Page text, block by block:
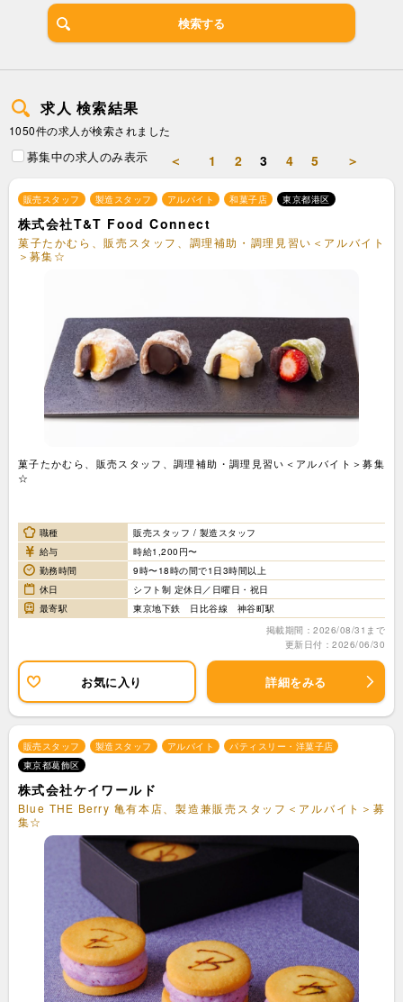
検索する
求人 検索結果
1050件の求人が検索されました
募集中の求人のみ表示 ＜ 1 2 3 4 5 ＞
販売スタッフ 製造スタッフ アルバイト 和菓子店 東京都港区
株式会社T&T Food Connect
菓子たかむら、販売スタッフ、調理補助・調理見習い＜アルバイト
＞募集☆
菓子たかむら、販売スタッフ、調理補助・調理見習い＜アルバイト＞募集
☆
職種
販売スタッフ / 製造スタッフ
給与
時給1,200円〜
勤務時間
9時〜18時の間で1日3時間以上
休日
シフト制 定休日／日曜日・祝日
最寄駅
東京地下鉄 日比谷線 神谷町駅
掲載期間：2026/08/31まで
更新日付：2026/06/30
お気に入り 詳細をみる
販売スタッフ 製造スタッフ アルバイト
パティスリー・洋菓子店
東京都葛飾区
株式会社ケイワールド
Blue THE Berry 亀有本店、製造兼販売スタッフ＜アルバイト＞募
集☆